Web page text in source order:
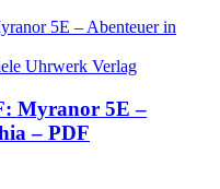
Uhrwerk Verlag
Myranor 5E –
– PDF